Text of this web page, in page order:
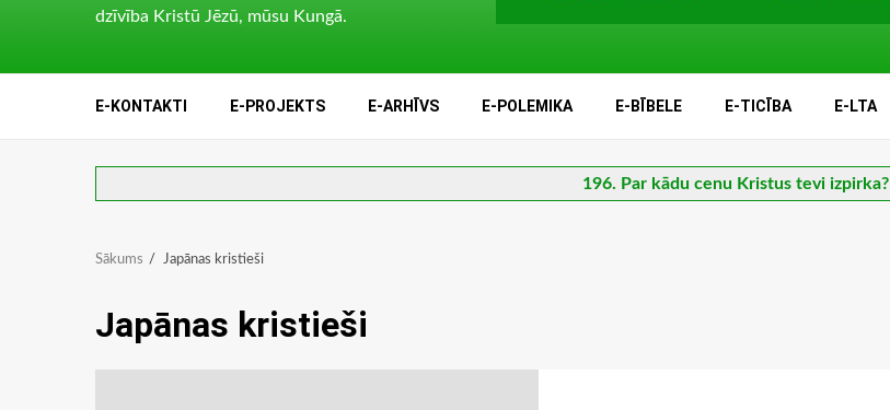
dzīvība Kristū Jēzū, mūsu Kungā.
E-KONTAKTI E-PROJEKTS E-ARHĪVS E-POLEMIKA E-BĪBELE E-TICĪBA E-LTA
196. Par kādu cenu Kristus tevi izpirka?
Sākums Japānas kristieši
Japānas kristieši